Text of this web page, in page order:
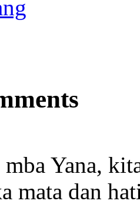
Yana,
mata dan